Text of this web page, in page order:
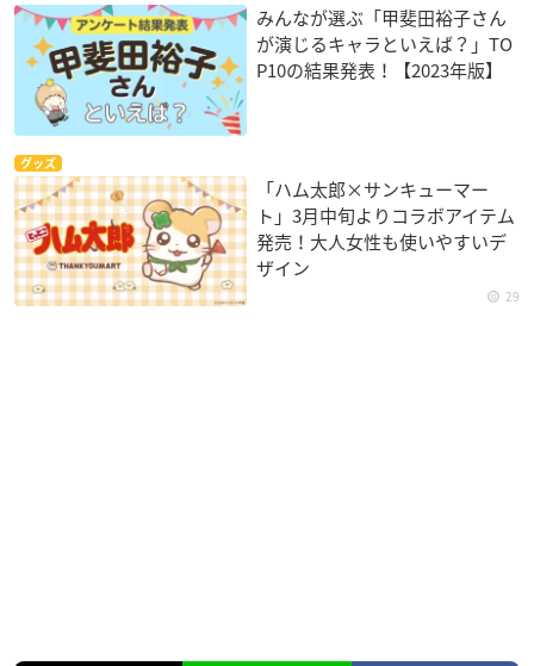
みんなが選ぶ「甲斐田裕子さん
が演じるキャラといえば？」TO
P10の結果発表！【2023年版】
グッズ
「ハム太郎×サンキューマー
ト」3月中旬よりコラボアイテム
発売！大人女性も使いやすいデ
ザイン
29